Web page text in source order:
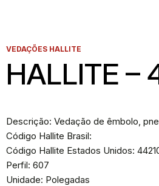
VEDAÇÕES HALLITE
HALLITE –
Descrição: Vedação de êmbolo,
Código Hallite Brasil:
Código Hallite Estados Unidos:
Perfil: 607
Unidade: Polegadas